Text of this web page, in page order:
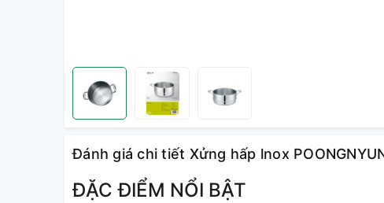
Đánh giá chi tiết Xửng hấp lnox
ĐẶC ĐIỂM NỔI BẬT